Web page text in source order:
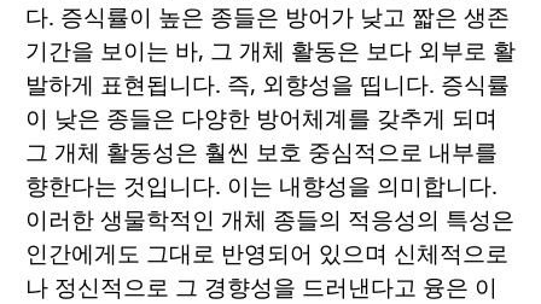
다. 증식률이 높은 종들은 방어가 낮고 짧은 생존
기간을 보이는 바, 그 개체 활동은 보다 외부로 활
발하게 표현됩니다. 즉, 외향성을 띱니다. 증식률
이 낮은 종들은 다양한 방어체계를 갖추게 되며
그 개체 활동성은 훨씬 보호 중심적으로 내부를
향한다는 것입니다. 이는 내향성을 의미합니다.
이러한 생물학적인 개체 종들의 적응성의 특성은
인간에게도 그대로 반영되어 있으며 신체적으로
나 정신적으로 그 경향성을 드러낸다고 융은 이